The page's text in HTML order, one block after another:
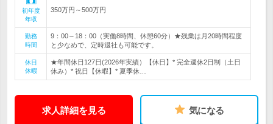
初年度
年収
350万円～500万円
勤務
時間
9：00～18：00（実働8時間、休憩60分）★残業は月20時間程度
と少なめで、定時退社も可能です。
休日
休暇
★年間休日127日(2026年実績）【休日】* 完全週休2日制（土日
休み）* 祝日【休暇】* 夏季休…
求人詳細を見る 気になる